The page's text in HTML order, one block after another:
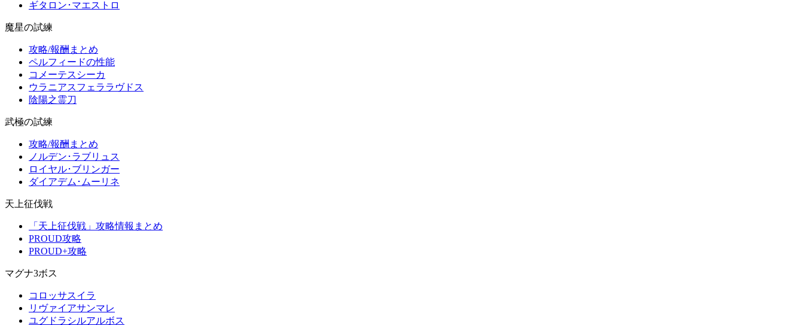
ギタロン･マエストロ
魔星の試練
攻略/報酬まとめ
ペルフィードの性能
コメーテスシーカ
ウラニアスフェララヴドス
陰陽之霊刀
武極の試練
攻略/報酬まとめ
ノルデン･ラブリュス
ロイヤル･ブリンガー
ダイアデム･ムーリネ
天上征伐戦
「天上征伐戦」攻略情報まとめ
PROUD攻略
PROUD+攻略
マグナ3ボス
コロッサスイラ
リヴァイアサンマレ
ユグドラシルアルボス